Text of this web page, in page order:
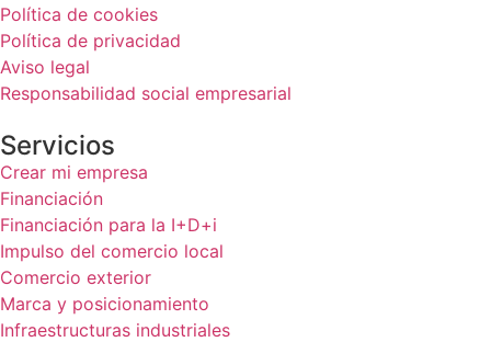
Política de cookies
Política de privacidad
Aviso legal
Responsabilidad social empresarial
Servicios
Crear mi empresa
Financiación
Financiación para la I+D+i
Impulso del comercio local
Comercio exterior
Marca y posicionamiento
Infraestructuras industriales